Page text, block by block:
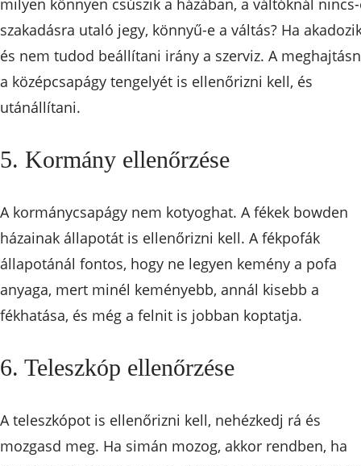
milyen könnyen csúszik a házában, a váltóknál
szakadásra utaló jegy, könnyű-e a váltás? Ha
és nem tudod beállítani irány a szerviz. A
a középcsapágy tengelyét is ellenőrizni kell, és
utánállítani.
5. Kormány ellenőrzése
A kormánycsapágy nem kotyoghat. A fékek bowden
házainak állapotát is ellenőrizni kell. A fékpofák
állapotánál fontos, hogy ne legyen kemény a pofa
anyaga, mert minél keményebb, annál kisebb a
fékhatása, és még a felnit is jobban koptatja.
6. Teleszkóp ellenőrzése
A teleszkópot is ellenőrizni kell, nehézkedj rá és
mozgasd meg. Ha simán mozog, akkor rendben, ha